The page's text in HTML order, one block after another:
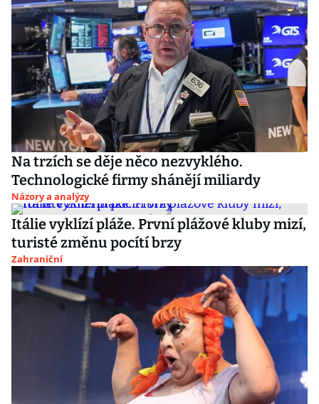
Na trzích se děje něco nezvyklého.
Technologické firmy shánějí miliardy
Názory a analýzy
Itálie vyklízí pláže. První plážové kluby mizí,
turisté změnu pocítí brzy
Zahraniční